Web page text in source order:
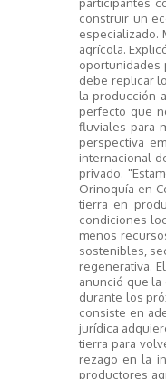
construir un
especializado.
agrícola.
oportunidades
debe replicar
la producción
perfecto que
fluviales para
perspectiva
internacional
privado.
Orinoquía en
tierra en
condiciones
menos
sostenibles,
regenerativa.
anunció que la
durante los
consiste en
jurídica
tierra para
rezago en la
productores